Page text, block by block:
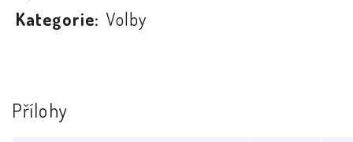
Kategorie: Volby
Přílohy